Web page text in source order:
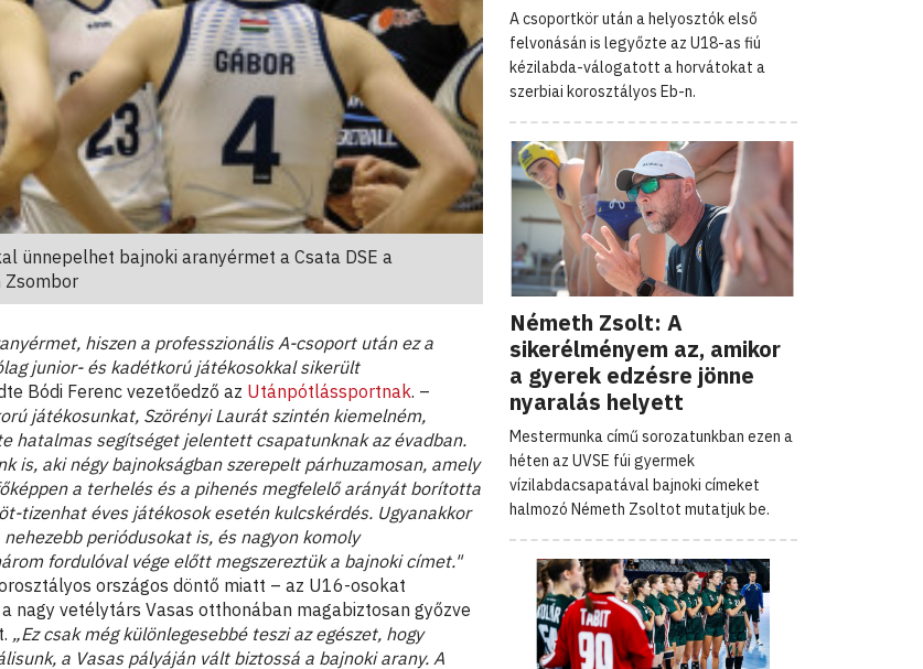
ünnepelhet bajnoki aranyérmet a Csata DSE a
Zsombor
hiszen a professzionális A-csoport után ez a
junior- és kadétkorú játékosokkal sikerült
Bódi Ferenc vezetőedző az Utánpótlássportnak. –
játékosunkat, Szörényi Laurát szintén kiemelném,
hatalmas segítséget jelentett csapatunknak az évadban.
is, aki négy bajnokságban szerepelt párhuzamosan, amely
a terhelés és a pihenés megfelelő arányát borította
tizenhat éves játékosok esetén kulcskérdés. Ugyanakkor
periódusokat is, és nagyon komoly
fordulóval vége előtt megszereztük a bajnoki címet."
országos döntő miatt – az U16-osokat
nagy vetélytárs Vasas otthonában magabiztosan győzve
„Ez csak még különlegesebbé teszi az egészet, hogy
a Vasas pályáján vált biztossá a bajnoki arany. A
A csoportkör után a helyosztók első
felvonásán is legyőzte az U18-as fiú
kézilabda-válogatott a horvátokat a
szerbiai korosztályos Eb-n.
Németh Zsolt: A
sikerélményem az, amikor
a gyerek edzésre jönne
nyaralás helyett
Mestermunka című sorozatunkban ezen a
héten az UVSE fúi gyermek
vízilabdacsapatával bajnoki címeket
halmozó Németh Zsoltot mutatjuk be.